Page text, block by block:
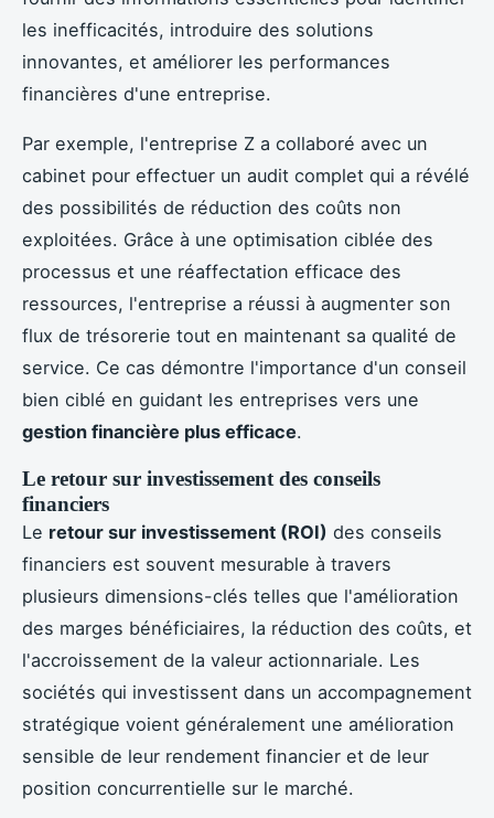
les inefficacités, introduire des solutions
innovantes, et améliorer les performances
financières d'une entreprise.
Par exemple, l'entreprise Z a collaboré avec un
cabinet pour effectuer un audit complet qui a révélé
des possibilités de réduction des coûts non
exploitées. Grâce à une optimisation ciblée des
processus et une réaffectation efficace des
ressources, l'entreprise a réussi à augmenter son
flux de trésorerie tout en maintenant sa qualité de
service. Ce cas démontre l'importance d'un conseil
bien ciblé en guidant les entreprises vers une
gestion financière plus efficace.
Le retour sur investissement des conseils
financiers
Le retour sur investissement (ROI) des conseils
financiers est souvent mesurable à travers
plusieurs dimensions-clés telles que l'amélioration
des marges bénéficiaires, la réduction des coûts, et
l'accroissement de la valeur actionnariale. Les
sociétés qui investissent dans un accompagnement
stratégique voient généralement une amélioration
sensible de leur rendement financier et de leur
position concurrentielle sur le marché.